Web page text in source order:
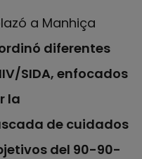
a Manhiça
diferentes
SIDA, enfocados
la
de cuidados
del 90-90-